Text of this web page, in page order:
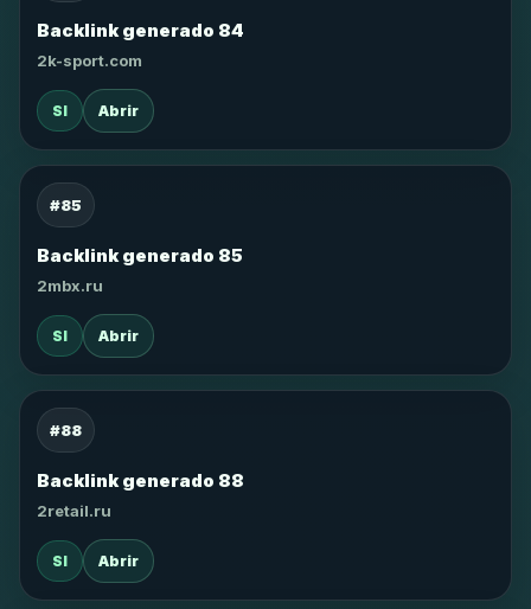
Backlink generado 84
2k-sport.com
SI Abrir
#85
Backlink generado 85
2mbx.ru
SI Abrir
#88
Backlink generado 88
2retail.ru
SI Abrir